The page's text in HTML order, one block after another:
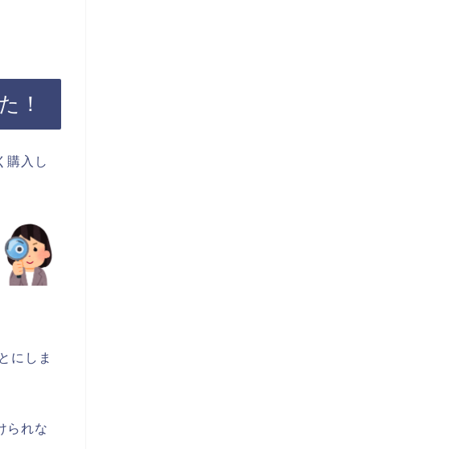
！
購入し
にしま
られな